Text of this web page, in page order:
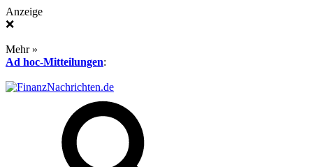
Anzeige
❌
Mehr »
Ad hoc-Mitteilungen: